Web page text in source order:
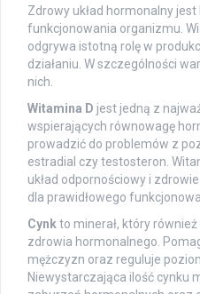
Zdrowy układ hormonalny
funkcjonowania organizmu.
odgrywa istotną rolę w
działaniu. W szczególności
nich.
Witamina D jest jedną z
wspierających równowagę
prowadzić do problemów z
estradial czy testosteron.
układ odpornościowy i
dla prawidłowego
Cynkto minerał, który
zdrowia hormonalnego.
mężczyzn oraz reguluje
Niewystarczająca ilość cynku